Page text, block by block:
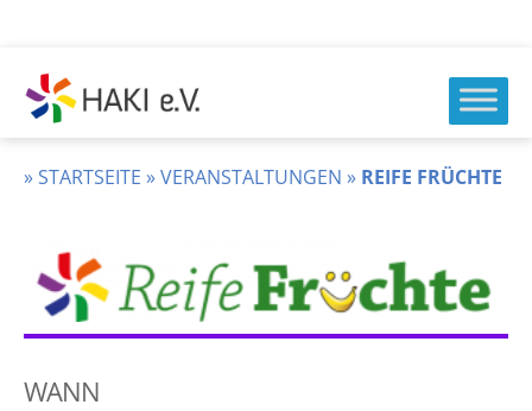
Inhalt
springen
HAKI
e.v.
»STARTSEITE »VERANSTALTUNGEN » REIFE FRÜCHTE
WANN